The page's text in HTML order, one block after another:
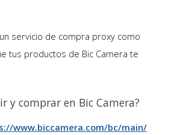
servicio de compra proxy como
tus productos de Bic Camera te
y comprar en Bic Camera?
www.biccamera.com/bc/main/